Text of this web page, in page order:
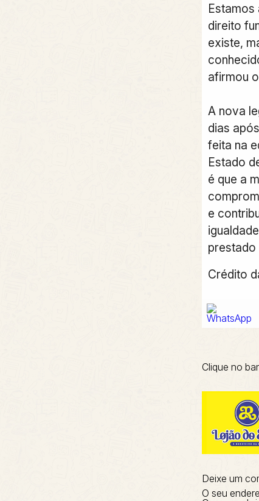
Estamos
direito
existe,
afirmou
A nova
dias
feita na
Estado
é que a
e
Crédito
Clique no
Deixe um
O seu